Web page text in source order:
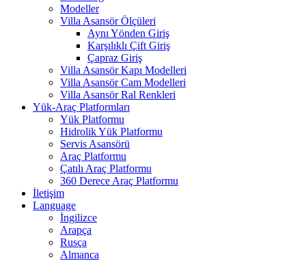
Modeller
Villa Asansör Ölçüleri
Aynı Yönden Giriş
Karşılıklı Çift Giriş
Çapraz Giriş
Villa Asansör Kapı Modelleri
Villa Asansör Cam Modelleri
Villa Asansör Ral Renkleri
Yük-Araç Platformları
Yük Platformu
Hidrolik Yük Platformu
Servis Asansörü
Araç Platformu
Çatılı Araç Platformu
360 Derece Araç Platformu
İletişim
Language
İngilizce
Arapça
Rusça
Almanca